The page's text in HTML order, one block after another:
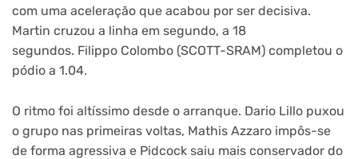
com uma aceleração que acabou por ser decisiva.
Martin cruzou a linha em segundo, a 18
segundos. Filippo Colombo (SCOTT-SRAM) completou o
pódio a 1.04.
O ritmo foi altíssimo desde o arranque. Dario Lillo puxou
o grupo nas primeiras voltas, Mathis Azzaro impôs-se
de forma agressiva e Pidcock saiu mais conservador do